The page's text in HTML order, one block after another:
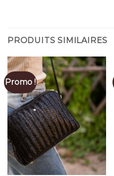
PRODUITS SIMILAIRES
Promo !